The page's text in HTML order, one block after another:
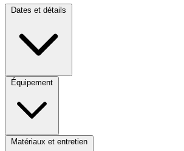
Dates et détails
Équipement
Matériaux et entretien